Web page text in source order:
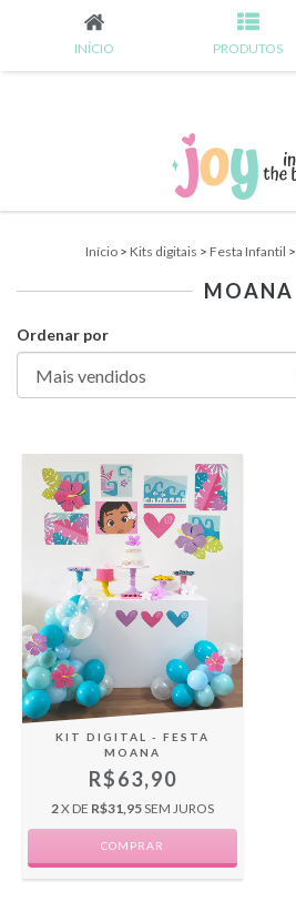
INÍCIO PRODUTOS
Início > Kits digitais > Festa Infantil >
MOANA
Ordenar por
KIT DIGITAL - FESTA
MOANA
R$63,90
2X DE R$31,95SEM JUROS